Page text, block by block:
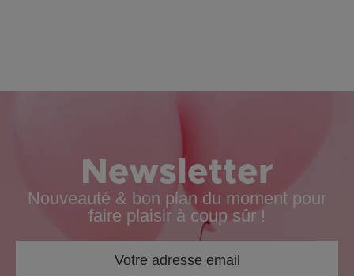
Newsletter
Nouveauté & bon plan du moment pour
faire plaisir à coup sûr !